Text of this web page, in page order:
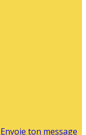
ton message